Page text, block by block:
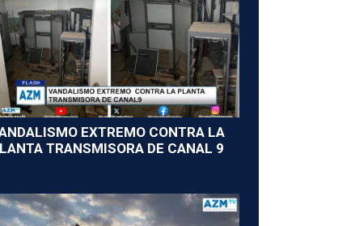
EXTREMO CONTRA LA
TRANSMISORA DE CANAL 9